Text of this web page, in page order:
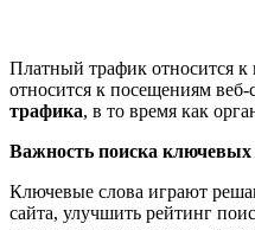
Платный трафик относится к
относится к посещениям веб-
трафика, в то время как
Важность поиска ключевых
Ключевые слова играют
сайта, улучшить рейтинг